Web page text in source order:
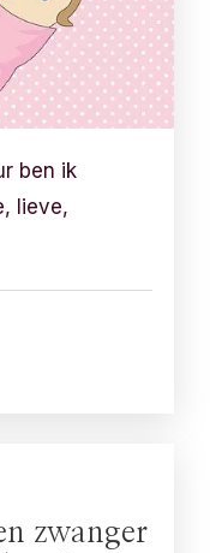
ben ik
lieve,
zwanger